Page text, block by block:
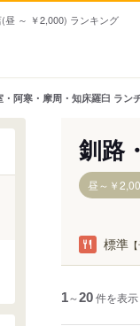
昼 ～ ￥2,000) ランキング
・阿寒・摩周・知床羅臼 ラン
釧路
釧路
昼～￥
標準【
1～20件を表示